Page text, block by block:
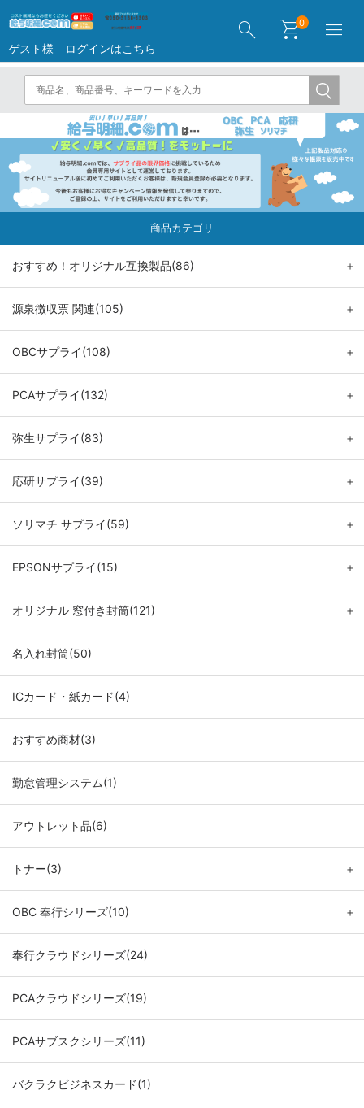
ゲスト様 ログインはこちら
search shopping_cart0 menu
商品カテゴリ
おすすめ！オリジナル互換製品(86) ＋
源泉徴収票 関連(105) ＋
OBCサプライ(108) ＋
PCAサプライ(132) ＋
弥生サプライ(83) ＋
応研サプライ(39) ＋
ソリマチ サプライ(59) ＋
EPSONサプライ(15) ＋
オリジナル 窓付き封筒(121) ＋
名入れ封筒(50)
ICカード・紙カード(4)
おすすめ商材(3)
勤怠管理システム(1)
アウトレット品(6)
トナー(3) ＋
OBC 奉行シリーズ(10) ＋
奉行クラウドシリーズ(24)
PCAクラウドシリーズ(19)
PCAサブスクシリーズ(11)
バクラクビジネスカード(1)